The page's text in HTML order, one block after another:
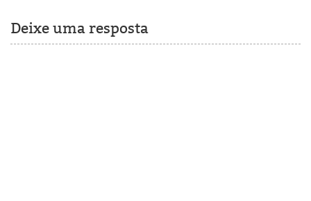
Deixe uma resposta